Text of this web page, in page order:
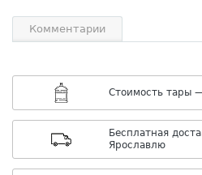
Комментарии
Cтоимость тары
Бесплатная
Ярославлю